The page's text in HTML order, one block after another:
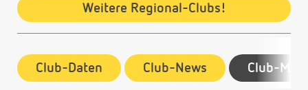
Weitere Regional-Clubs!
Club-Daten Club-News Club-